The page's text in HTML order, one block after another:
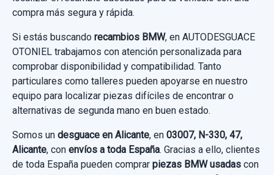
Sin IVA, gastos de envío no incluidos.
Consultar por whatsapp
BMW SERIE M2 COUPE (F87) BASIS
Garantía 1 año
Ref: 871107 OEM: 931991901
39,66 €
Consultar por whatsapp
MANDO ELEVALUNAS DELANTERO IZQUIERDO
9226268 2 TECLAS
MANDO ELEVALUNAS DELANTERO...
usado.
81,81 €
Sin IVA, gastos de envío no incluidos.
Consultar por whatsapp
Ref:866626 OEM:228453103
89,25 €
Sin IVA, gastos de envío no incluidos.
Consultar por whatsapp
compra más segura y rápida.
Si estás buscando recambios BMW, en AUTODESGUACE
OTONIEL trabajamos con atención personalizada para
comprobar disponibilidad y compatibilidad. Tanto
particulares como talleres pueden apoyarse en nuestro
equipo para localizar piezas difíciles de encontrar o
alternativas de segunda mano en buen estado.
Somos un desguace en Alicante, en 03007, N-330, 47,
Alicante, con envíos a toda España. Gracias a ello, clientes
de toda España pueden comprar piezas BMW usadas con